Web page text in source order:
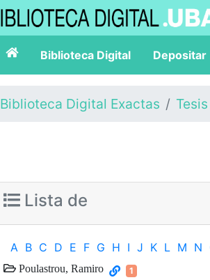
Biblioteca Digital Depositar
Biblioteca Digital Exactas
Lista de
A B C D E F G H I J K L M N
Poulastrou, Ramiro 1